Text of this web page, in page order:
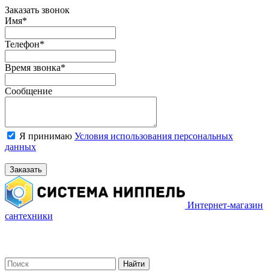
Заказать звонок
Имя*
Телефон*
Время звонка*
Сообщение
Я принимаю Условия использования персональных
данных
Заказать
Интернет-магазин
сантехники